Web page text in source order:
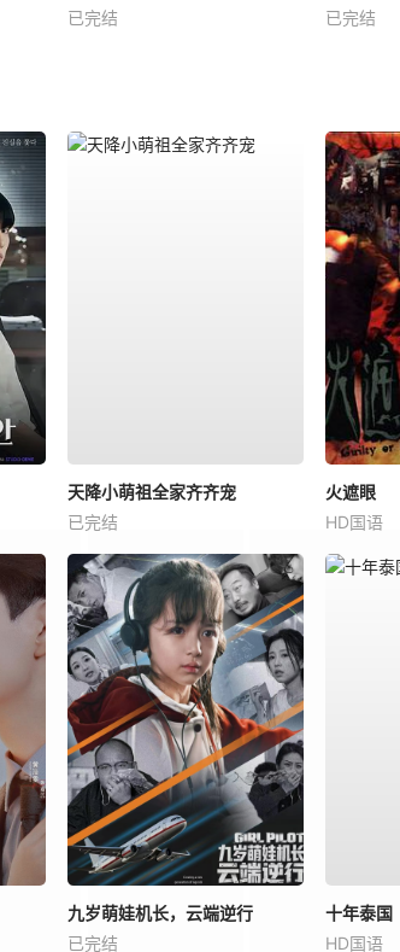
已完结
已完结
天降小萌祖全家齐齐宠
已完结
火遮眼
HD国语
九岁萌娃机长，云端逆行
已完结
十年泰国
HD国语